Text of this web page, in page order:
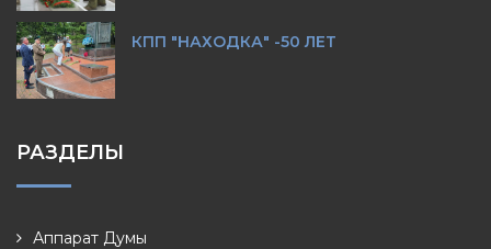
КПП "НАХОДКА" -50 ЛЕТ
РАЗДЕЛЫ
Аппарат Думы